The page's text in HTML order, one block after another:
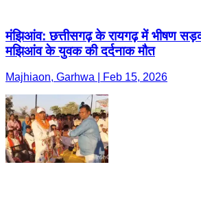
मंझिआंव: छत्तीसगढ़ के रायगढ़ में भीषण
मझिआंव के युवक की दर्दनाक मौत
Majhiaon, Garhwa | Feb 15, 2026